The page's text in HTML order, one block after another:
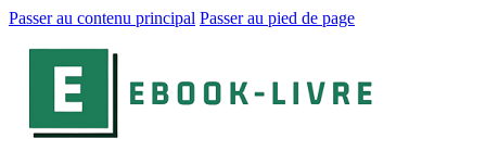
Passer au contenu principal Passer au pied de page